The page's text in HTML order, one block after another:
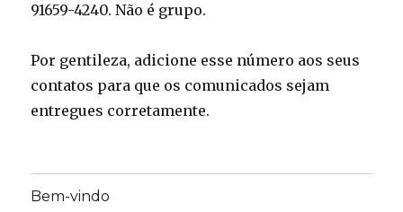
91659-4240. Não é grupo.
Por gentileza, adicione esse número aos seus
contatos para que os comunicados sejam
entregues corretamente.
Bem-vindo